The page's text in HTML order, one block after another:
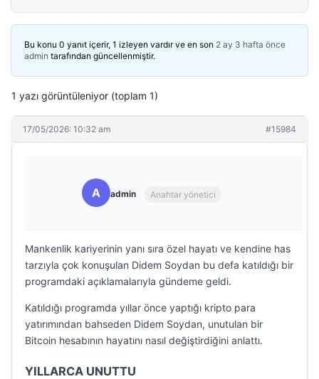
Bu konu 0 yanıt içerir, 1 izleyen vardır ve en son 2 ay 3 hafta önce
admin tarafından güncellenmiştir.
1 yazı görüntüleniyor (toplam 1)
17/05/2026: 10:32 am #15984
A admin Anahtar yönetici
Mankenlik kariyerinin yanı sıra özel hayatı ve kendine has
tarzıyla çok konuşulan Didem Soydan bu defa katıldığı bir
programdaki açıklamalarıyla gündeme geldi.
Katıldığı programda yıllar önce yaptığı kripto para
yatırımından bahseden Didem Soydan, unutulan bir
Bitcoin hesabının hayatını nasıl değiştirdiğini anlattı.
YILLARCA UNUTTU